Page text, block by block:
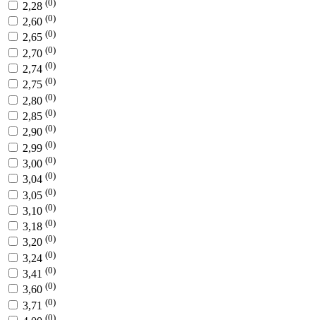
2,28
2,60 (0)
2,65 (0)
2,70 (0)
2,74 (0)
2,75 (0)
2,80 (0)
2,85 (0)
2,90 (0)
2,99 (0)
3,00 (0)
3,04 (0)
3,05 (0)
3,10 (0)
3,18 (0)
3,20 (0)
3,24 (0)
3,41 (0)
3,60 (0)
3,71 (0)
(0)